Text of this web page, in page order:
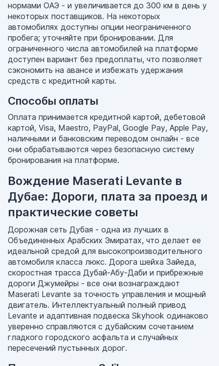
нормами ОАЭ - и увеличивается до 300 км в день у
некоторых поставщиков. На некоторых
автомобилях доступны опции неограниченного
пробега; уточняйте при бронировании. Для
ограниченного числа автомобилей на платформе
доступен вариант без предоплаты, что позволяет
сэкономить на авансе и избежать удержания
средств с кредитной карты.
Способы оплаты
Оплата принимается кредитной картой, дебетовой
картой, Visa, Maestro, PayPal, Google Pay, Apple Pay,
наличными и банковским переводом онлайн - все
они обрабатываются через безопасную систему
бронирования на платформе.
Вождение Maserati Levante в
Дубае: Дороги, плата за проезд и
практические советы
Дорожная сеть Дубая - одна из лучших в
Объединенных Арабских Эмиратах, что делает ее
идеальной средой для высокопроизводительного
автомобиля класса люкс. Дорога шейха Зайеда,
скоростная трасса Дубай-Абу-Даби и прибрежные
дороги Джумейры - все они вознаграждают
Maserati Levante за точность управления и мощный
двигатель. Интеллектуальный полный привод
Levante и адаптивная подвеска Skyhook одинаково
уверенно справляются с дубайским сочетанием
гладкого городского асфальта и случайных
пересечений пустынных дорог.